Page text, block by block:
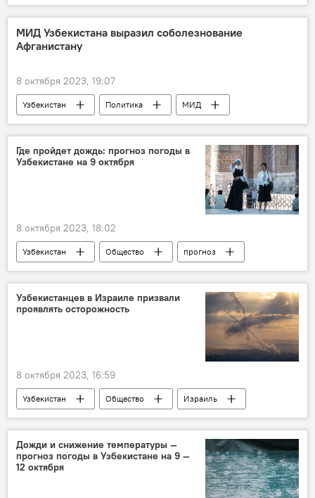
медали
МИД Узбекистана выразил соболезнование
Афганистану
8 октября 2023, 19:07
Узбекистан Политика
МИД
МИД Узбекистана
Афганистан
землетрясение
Где пройдет дождь: прогноз погоды в
Узбекистане на 9 октября
8 октября 2023, 18:02
Узбекистан Общество
прогноз
прогноз погоды
прогноз погоды по Узбекистану
погода
погода в Узбекистане
Узбекистанцев в Израиле призвали
проявлять осторожность
8 октября 2023, 16:59
Узбекистан Общество
Израиль
посольство
Дожди и снижение температуры —
прогноз погоды в Узбекистане на 9 —
12 октября